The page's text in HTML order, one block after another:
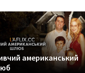
американський